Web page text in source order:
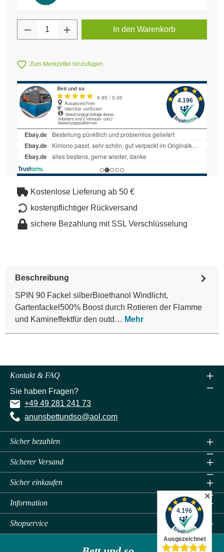
Produkt Anzahl: Gib den gewünschten
In den Warenkorb
Zum Merkzettel hinzufügen
Kostenlose Lieferung ab 50 €
kostenpflichtiger Rückversand
sichere Bezahlung mit SSL Verschlüsselung
Beschreibung
SPIN 90 Fackel silberBioethanol Windlicht,
Gartenfackel500% Boost durch Rotieren der Flamme
und Kamineffektfür den outd… Mehr
Kontakt & FAQ
Sie haben Fragen?
+49 49 281 241 73
anunsbettundso@aol.com
Sicher bezahlen
Sicherer Versand
Sicher einkaufen
Information
Shopservice
✕